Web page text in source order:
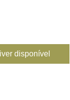
disponível